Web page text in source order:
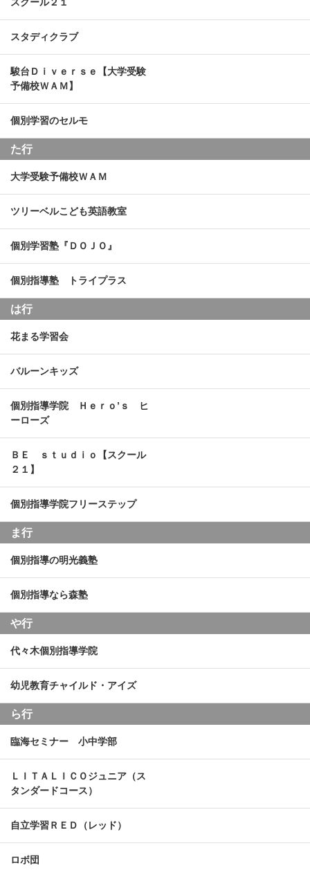
スタディクラブ
駿台Ｄｉｖｅｒｓｅ【大学受験
予備校ＷＡＭ】
個別学習のセルモ
た行
大学受験予備校ＷＡＭ
ツリーベルこども英語教室
個別学習塾『ＤＯＪＯ』
個別指導塾 トライプラス
は行
花まる学習会
バルーンキッズ
個別指導学院 Ｈｅｒｏ’ｓ ヒ
ーローズ
ＢＥ ｓｔｕｄｉｏ【スクール
２１】
個別指導学院フリーステップ
ま行
個別指導の明光義塾
個別指導なら森塾
や行
代々木個別指導学院
幼児教育チャイルド・アイズ
ら行
臨海セミナー 小中学部
ＬＩＴＡＬＩＣＯジュニア（ス
タンダードコース）
自立学習ＲＥＤ（レッド）
ロボ団